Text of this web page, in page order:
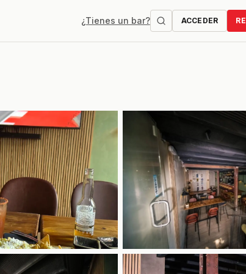
¿Tienes un bar? ACCEDER